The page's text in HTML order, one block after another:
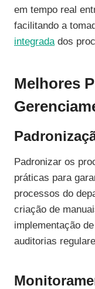
em tempo real
facilitando a
integrada dos
Melhores
Padronizar os
práticas para
processos do
criação de
implementação
auditorias